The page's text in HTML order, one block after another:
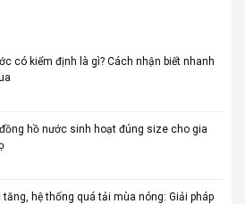
có kiểm định là gì? Cách nhận biết nhanh
hồ nước sinh hoạt đúng size cho gia
hệ thống quá tải mùa nóng: Giải pháp